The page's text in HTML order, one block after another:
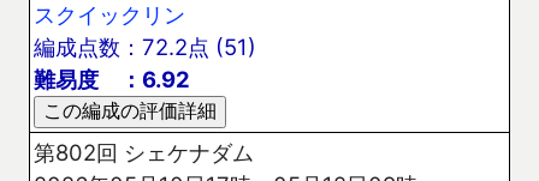
スクイックリン
編成点数：72.2点 (51)
難易度 ：6.92
第802回 シェケナダム